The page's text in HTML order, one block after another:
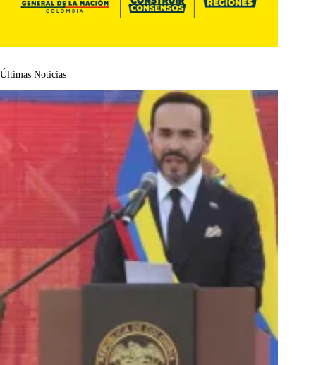
Últimas Noticias